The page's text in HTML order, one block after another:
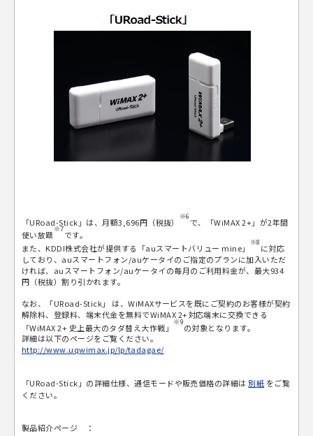
「URoad-Stick」は、月額3,696円（税抜）
※6
で、「WiMAX 2+」が2年間
使い放題
※7
です。
また、KDDI株式会社が提供する「auスマートバリュー mine」
※8
に対応
しており、auスマートフォン/auケータイのご指定のプランに加入いただ
ければ、auスマートフォン/auケータイの毎月のご利用料金が、最大934
円（税抜）割り引かれます。
なお、「URoad-Stick」 は、WiMAXサービスを既にご契約のお客様が契約
解除料、登録料、端末代金を無料でWiMAX 2+対応端末に交換できる
「WiMAX 2+ 史上最大のタダ替え大作戦」
※9
の対象となります。
詳細は以下のページをご覧ください。
http://www.uqwimax.jp/lp/tadagae/
「URoad-Stick」の詳細仕様、通信モードや販売価格の詳細は 別紙 をご覧
ください。
製品紹介ページ ：